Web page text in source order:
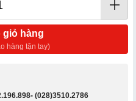
giỏ hàng
hàng tận tay)
- (028)3510.2786